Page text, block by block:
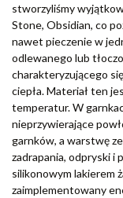
stworzyliśmy
Stone, Obsidian, co
nawet pieczenie w
odlewanego lub
charakteryzującego
ciepła. Materiał ten
temperatur. W
nieprzywierające
garnków, a warstwę
zadrapania, odpryski i
silikonowym lakierem
zaimplementowany